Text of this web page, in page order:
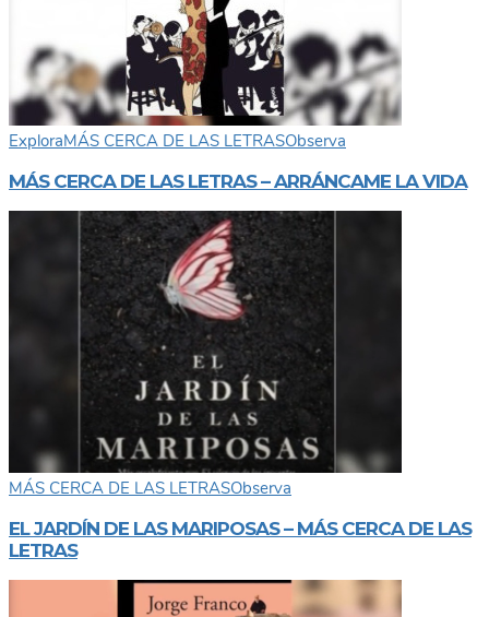
ExploraMÁS CERCA DE LAS LETRASObserva
MÁS CERCA DE LAS LETRAS – ARRÁNCAME LA VIDA
MÁS CERCA DE LAS LETRASObserva
EL JARDÍN DE LAS MARIPOSAS – MÁS CERCA DE LAS
LETRAS